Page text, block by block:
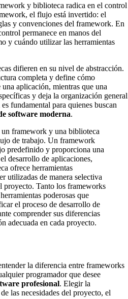
y biblioteca radica en el control
el flujo está invertido: el
y convenciones del framework. En
permanece en manos del
y cuándo utilizar las herramientas
difieren en su nivel de abstracción.
completa y define cómo
aplicación, mientras que una
y deja la organización general
fundamental para quienes buscan
software moderna.
framework y una biblioteca
de trabajo. Un framework
predefinido y proporciona una
desarrollo de aplicaciones,
ofrece herramientas
utilizadas de manera selectiva
proyecto. Tanto los frameworks
poderosas que
el proceso de desarrollo de
comprender sus diferencias
adecuada en cada proyecto.
la diferencia entre frameworks
programador que desee
profesional. Elegir la
las necesidades del proyecto, el